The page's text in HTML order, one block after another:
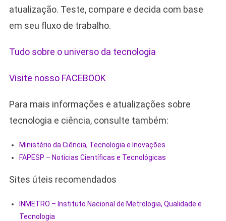
atualização. Teste, compare e decida com base
em seu fluxo de trabalho.
Tudo sobre o universo da tecnologia
Visite nosso FACEBOOK
Para mais informações e atualizações sobre
tecnologia e ciência, consulte também:
Ministério da Ciência, Tecnologia e Inovações
FAPESP – Notícias Científicas e Tecnológicas
Sites úteis recomendados
INMETRO – Instituto Nacional de Metrologia, Qualidade e
Tecnologia